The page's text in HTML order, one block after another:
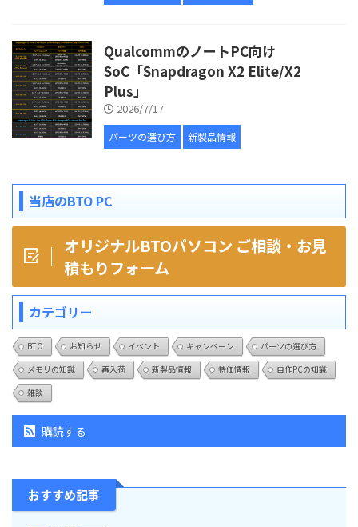
QualcommのノートPC向け
SoC「Snapdragon X2 Elite/X2
Plus」
2026/7/17
パーツの選び方 新製品情報
当店のBTO PC
オリジナルBTOパソコン ご相談・お見
積もりフォーム
カテゴリー
BTO お知らせ イベント キャンペーン
パーツの選び方
メモリの知識
再入荷 新製品情報 特価情報
自作PCの知識
雑談
購読する
おすすめ記事